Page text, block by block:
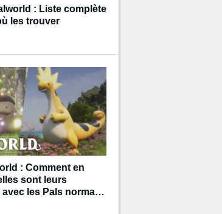
: Liste complète
les trouver
: Comment en
sont leurs
les Pals normaux